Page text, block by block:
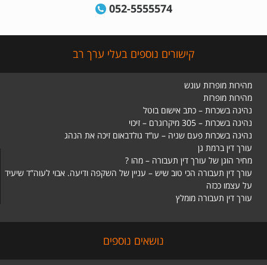
052-5555574
קישורים נוספים בעלי ערך רב
מהירות מופרזת עונש
מהירות מופרזת
נהיגה בשכרות – כתב אישום בוטל
נהיגה בשכרות – 305 מיקרוגרם – זיכוי
נהיגה בשכרות פעם שניה – עו”ד גולדבאום זיכה את הנהג
עורך דין ברמת גן
מחיר הוגן של עורך דין תעבורה – מהו ?
עורך דין תעבורה הכי טוב שיש – עניין של השקפה ודיעה. אבוי לעוה”ד שיעיד
על עצמו ככזה
עורך דין תעבורה מומלץ
נושאים נוספים